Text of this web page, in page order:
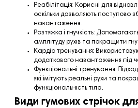
Реабілітація: Корисні для
оскільки дозволяють поступово
навантаження.
Розтяжка і гнучкість:
амплітуду рухів та покращити
Кардіо тренування:
додаткового навантаження під
Функціональні тренування:
які імітують реальні рухи та
функціональність тіла.
Види гумових стрічок